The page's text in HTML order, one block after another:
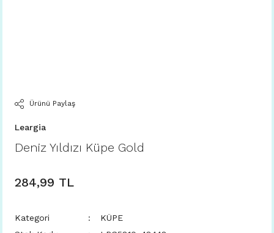
Ürünü Paylaş
Leargia
Deniz Yıldızı Küpe Gold
284,99 TL
Kategori
KÜPE